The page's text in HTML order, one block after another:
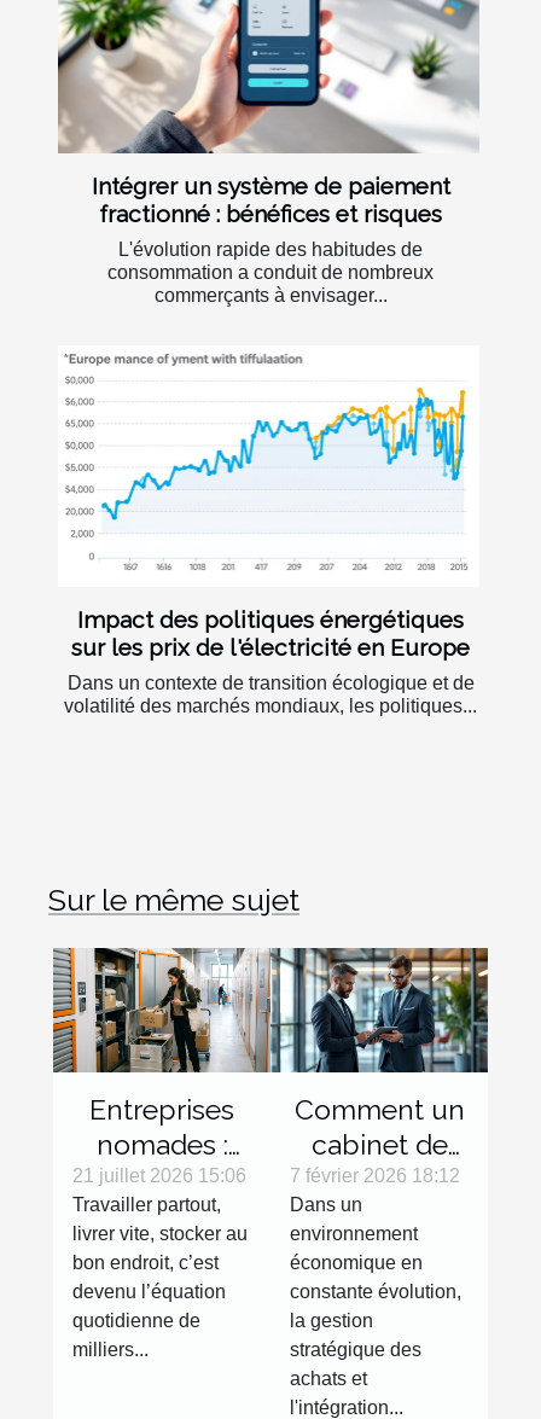
Intégrer un système de paiement
fractionné : bénéfices et risques
L'évolution rapide des habitudes de
consommation a conduit de nombreux
commerçants à envisager...
Impact des politiques énergétiques
sur les prix de l'électricité en Europe
Dans un contexte de transition écologique et de
volatilité des marchés mondiaux, les politiques...
Sur le même sujet
Entreprises
nomades :
quand la
réservation
de box
change la
donne
logistique
21 juillet 2026 15:06
Travailler partout,
livrer vite, stocker au
bon endroit, c’est
devenu l’équation
quotidienne de
milliers...
Comment un
cabinet de
conseil
renforce
efficacement
une stratégie
d'achat et
RSE ?
7 février 2026 18:12
Dans un
environnement
économique en
constante évolution,
la gestion
stratégique des
achats et
l'intégration...